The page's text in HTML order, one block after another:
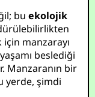
buekolojik
manzarayı
beslediği
Manzaranın bir
yerde, şimdi